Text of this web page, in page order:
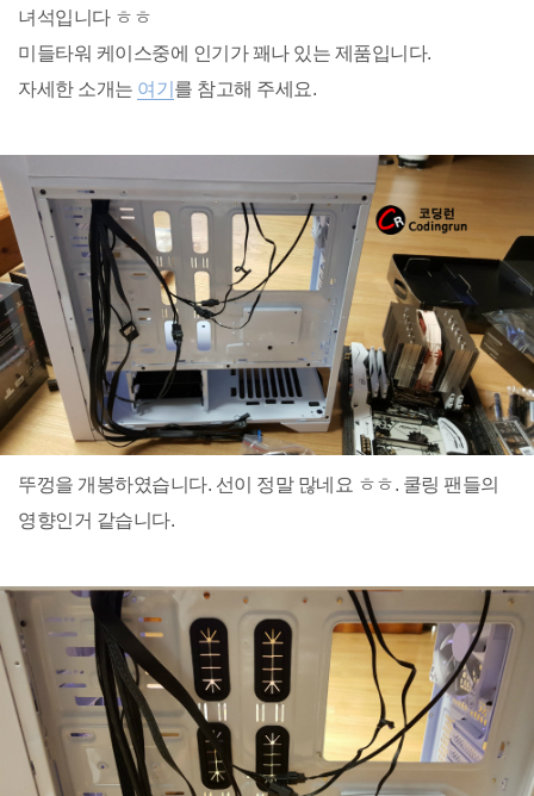
녀석입니다 ㅎㅎ
미들타워 케이스중에 인기가 꽤나 있는 제품입니다.
자세한 소개는 여기 를 참고해 주세요.
뚜껑을 개봉하였습니다. 선이 정말 많네요 ㅎㅎ. 쿨링 팬들의
영향인거 같습니다.